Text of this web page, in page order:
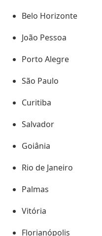
Belo Horizonte
João Pessoa
Porto Alegre
São Paulo
Curitiba
Salvador
Goiânia
Rio de Janeiro
Palmas
Vitória
Florianópolis